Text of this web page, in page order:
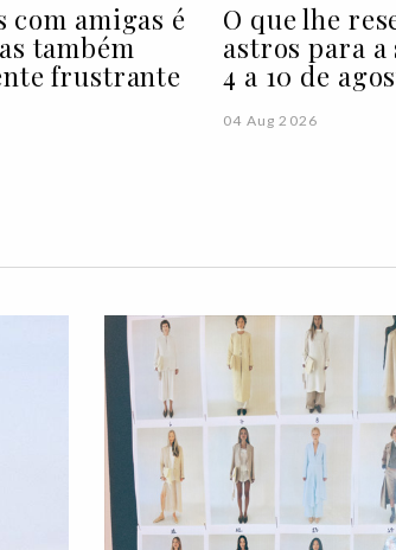
amigas é
também
frustrante
O que lhe
astros para a
4 a 10 de
04 Aug 2026